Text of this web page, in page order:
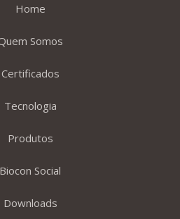
Home
Somos
Certificados
Tecnologia
Produtos
Biocon Social
Downloads